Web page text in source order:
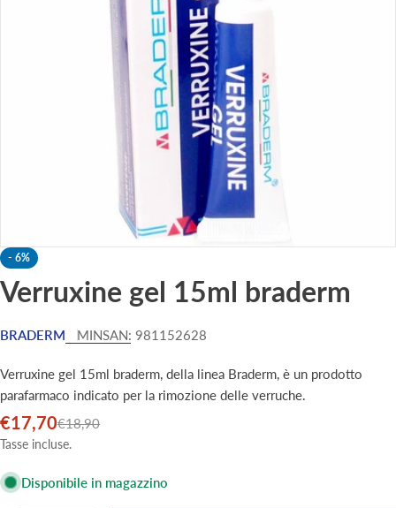
Apri supporto 0 in modalità modale
- 6%
Verruxine gel 15ml braderm
BRADERM MINSAN: 981152628
Verruxine gel 15ml braderm, della linea Braderm, è un prodotto
parafarmaco indicato per la rimozione delle verruche.
Prezzo
di
vendita
€17,70
Prezzo
normale
€18,90
Tasse incluse.
Disponibile in magazzino